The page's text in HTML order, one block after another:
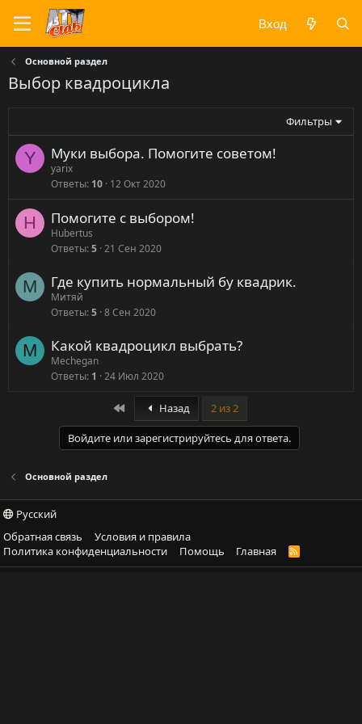
Вход
Основной раздел
Выбор квадроцикла
Фильтры
Y Муки выбора. Помогите советом!
yarix
Ответы 10 12 Окт 2020
H Помогите с выбором!
Hubertus
Ответы 5 21 Сен 2020
М Где купить нормальный бу квадрик.
Митяй
Ответы 5 8 Сен 2020
M Какой квадроцикл выбрать?
Mechegan
Ответы 1 24 Июл 2020
Назад 2 из 2
Войдите или зарегистрируйтесь для ответа.
Основной раздел
Русский
Обратная связь
Условия и правила
Политика конфиденциальности
Помощь Главная
R